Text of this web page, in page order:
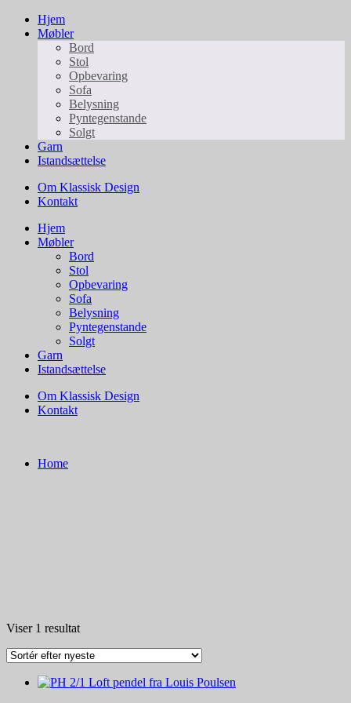
Hjem
Møbler
Bord
Stol
Opbevaring
Sofa
Belysning
Pyntegenstande
Solgt
Garn
Istandsættelse
Om Klassisk Design
Kontakt
Hjem
Møbler
Bord
Stol
Opbevaring
Sofa
Belysning
Pyntegenstande
Solgt
Garn
Istandsættelse
Om Klassisk Design
Kontakt
Home
Viser 1 resultat